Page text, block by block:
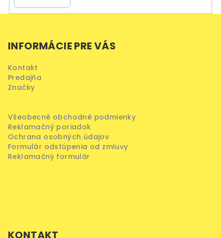
INFORMÁCIE PRE VÁS
Kontakt
Predajňa
Značky
Všeobecné obchodné podmienky
Reklamačný poriadok
Ochrana osobných údajov
Formulár odstúpenia od zmluvy
Reklamačný formulár
KONTAKT